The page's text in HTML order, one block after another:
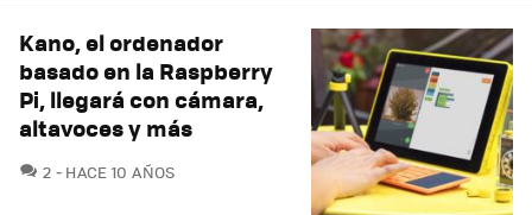
Kano, el ordenador
basado en la Raspberry
Pi, llegará con cámara,
altavoces y más
2 COMENTARIOS
HACE 10 AÑOS